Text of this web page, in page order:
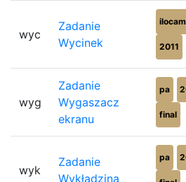
wyc
Zadanie
Wycinek
2011
wyg
Zadanie
Wygaszacz
ekranu
pa
final
wyk
Zadanie
Wykładzina
pa